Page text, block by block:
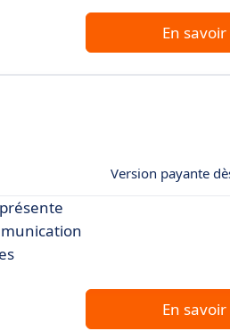
En
Version payante
En